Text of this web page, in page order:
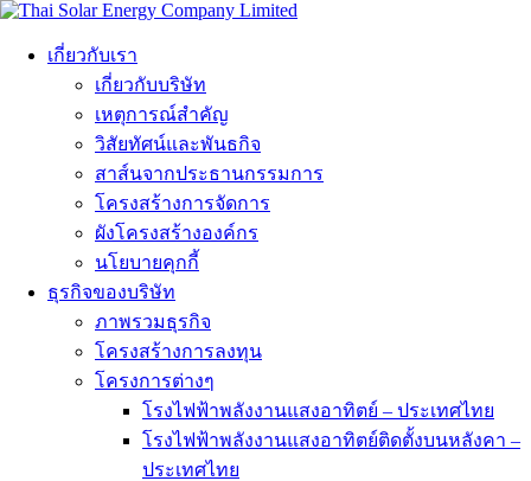
เกี่ยวกับเรา
เกี่ยวกับบริษัท
เหตุการณ์สำคัญ
วิสัยทัศน์และพันธกิจ
สาส์นจากประธานกรรมการ
โครงสร้างการจัดการ
ผังโครงสร้างองค์กร
นโยบายคุกกี้
ธุรกิจของบริษัท
ภาพรวมธุรกิจ
โครงสร้างการลงทุน
โครงการต่างๆ
โรงไฟฟ้าพลังงานแสงอาทิตย์ – ประเทศไทย
โรงไฟฟ้าพลังงานแสงอาทิตย์ติดตั้งบนหลังคา –
ประเทศไทย